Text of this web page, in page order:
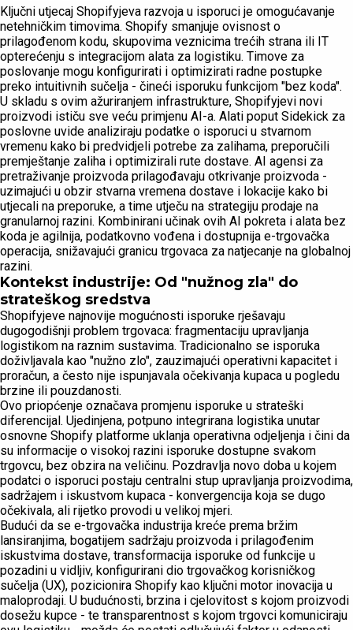
Ključni utjecaj Shopifyjeva razvoja u isporuci je omogućavanje
netehničkim timovima. Shopify smanjuje ovisnost o
prilagođenom kodu, skupovima veznicima trećih strana ili IT
opterećenju s integracijom alata za logistiku. Timove za
poslovanje mogu konfigurirati i optimizirati radne postupke
preko intuitivnih sučelja - čineći isporuku funkcijom "bez koda".
U skladu s ovim ažuriranjem infrastrukture, Shopifyjevi novi
proizvodi ističu sve veću primjenu AI-a. Alati poput Sidekick za
poslovne uvide analiziraju podatke o isporuci u stvarnom
vremenu kako bi predvidjeli potrebe za zalihama, preporučili
premještanje zaliha i optimizirali rute dostave. AI agensi za
pretraživanje proizvoda prilagođavaju otkrivanje proizvoda -
uzimajući u obzir stvarna vremena dostave i lokacije kako bi
utjecali na preporuke, a time utječu na strategiju prodaje na
granularnoj razini. Kombinirani učinak ovih AI pokreta i alata bez
koda je agilnija, podatkovno vođena i dostupnija e-trgovačka
operacija, snižavajući granicu trgovaca za natjecanje na globalnoj
razini.
Kontekst industrije: Od "nužnog zla" do
strateškog sredstva
Shopifyjeve najnovije mogućnosti isporuke rješavaju
dugogodišnji problem trgovaca: fragmentaciju upravljanja
logistikom na raznim sustavima. Tradicionalno se isporuka
doživljavala kao "nužno zlo", zauzimajući operativni kapacitet i
proračun, a često nije ispunjavala očekivanja kupaca u pogledu
brzine ili pouzdanosti.
Ovo priopćenje označava promjenu isporuke u strateški
diferencijal. Ujedinjena, potpuno integrirana logistika unutar
osnovne Shopify platforme uklanja operativna odjeljenja i čini da
su informacije o visokoj razini isporuke dostupne svakom
trgovcu, bez obzira na veličinu. Pozdravlja novo doba u kojem
podatci o isporuci postaju centralni stup upravljanja proizvodima,
sadržajem i iskustvom kupaca - konvergencija koja se dugo
očekivala, ali rijetko provodi u velikoj mjeri.
Budući da se e-trgovačka industrija kreće prema bržim
lansiranjima, bogatijem sadržaju proizvoda i prilagođenim
iskustvima dostave, transformacija isporuke od funkcije u
pozadini u vidljiv, konfigurirani dio trgovačkog korisničkog
sučelja (UX), pozicionira Shopify kao ključni motor inovacija u
maloprodaji. U budućnosti, brzina i cjelovitost s kojom proizvodi
dosežu kupce - te transparentnost s kojom trgovci komuniciraju